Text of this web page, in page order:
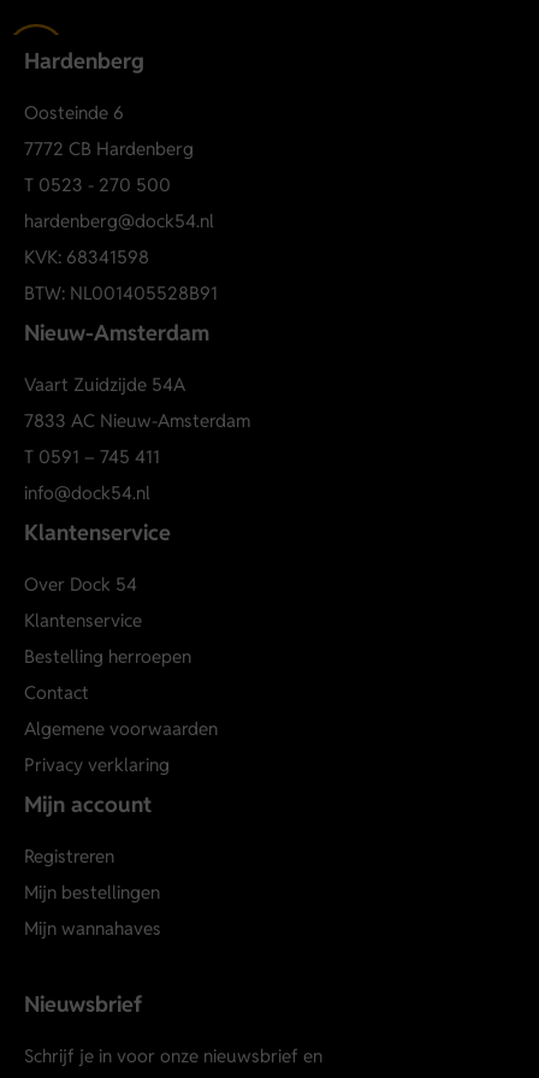
Hardenberg
Oosteinde 6
7772 CB Hardenberg
T 0523 - 270 500
hardenberg@dock54.nl
KVK: 68341598
BTW: NL001405528B91
Nieuw-Amsterdam
Vaart Zuidzijde 54A
7833 AC Nieuw-Amsterdam
T 0591 – 745 411
info@dock54.nl
Klantenservice
Over Dock 54
Klantenservice
Bestelling herroepen
Contact
Algemene voorwaarden
Privacy verklaring
Mijn account
Registreren
Mijn bestellingen
Mijn wannahaves
Nieuwsbrief
Schrijf je in voor onze nieuwsbrief en